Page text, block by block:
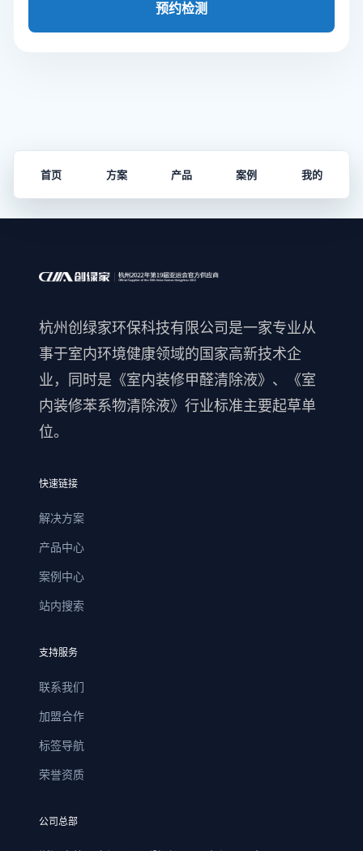
预约检测
首页 方案 产品 案例 我的
杭州创绿家环保科技有限公司是一家专业从
事于室内环境健康领域的国家高新技术企
业，同时是《室内装修甲醛清除液》、《室
内装修苯系物清除液》行业标准主要起草单
位。
快速链接
解决方案
产品中心
案例中心
站内搜索
支持服务
联系我们
加盟合作
标签导航
荣誉资质
公司总部